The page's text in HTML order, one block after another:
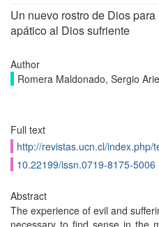
Un nuevo rostro de Dios
apático al Dios sufriente
Author
Romera Maldonado, Sergio
Full text
http://revistas.ucn.cl/index.php/
10.22199/issn.0719-8175-5006
Abstract
The experience of evil and
necessary to find sense in the